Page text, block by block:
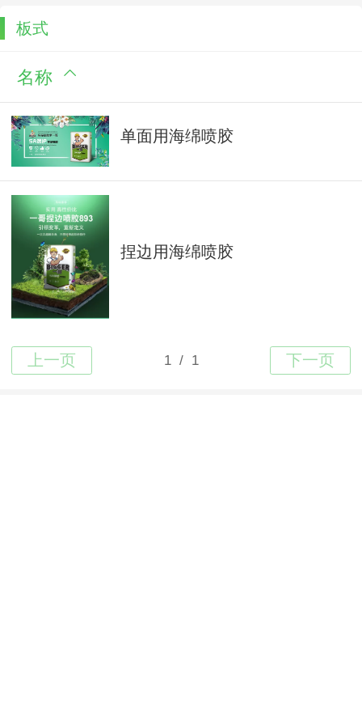
板式
名称
单面用海绵喷胶
捏边用海绵喷胶